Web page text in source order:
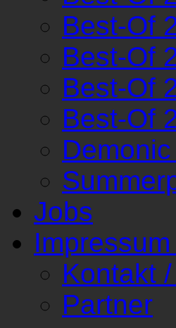
Best-Of
Best-Of
Best-Of
Best-Of
Jobs
Kontakt
Partner